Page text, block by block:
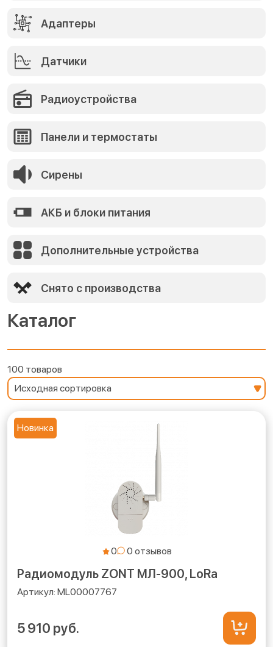
Адаптеры
Датчики
Радиоустройства
Панели и термостаты
Сирены
АКБ и блоки питания
Дополнительные устройства
Снято с производства
Каталог
100 товаров
Новинка
0
Радиомодуль ZONT МЛ-900, LoRa
ML00007767
5 910 руб.